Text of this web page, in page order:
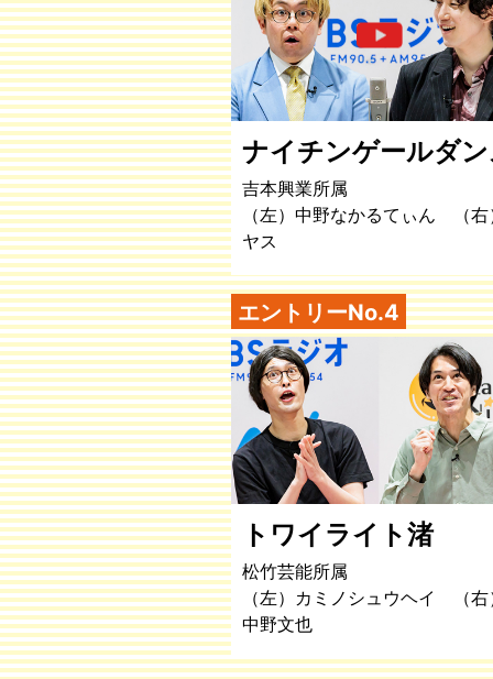
ナイチンゲールダ
吉本興業所属
（左）中野なかるてぃん （右
ヤス
エントリーNo.4
トワイライト渚
松竹芸能所属
（左）カミノシュウヘイ （右
中野文也